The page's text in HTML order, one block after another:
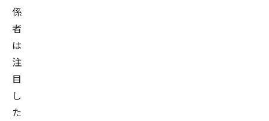
係
者
は
注
目
し
た